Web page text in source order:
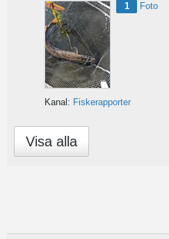
1
Foto
Kanal: Fiskerapporter
Visa alla